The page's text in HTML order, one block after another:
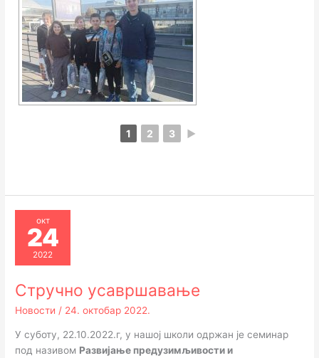
1 2 3 ►
окт
24
2022
Стручно усавршавање
Новости / 24. октобар 2022.
У суботу, 22.10.2022.г, у нашој школи одржан је семинар
под називом Развијање предузимљивости и